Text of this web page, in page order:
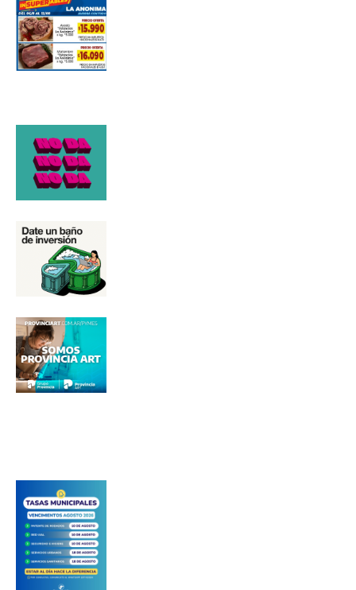
Suscribirme gratis
Dirección de correo electrónico
Nombre
Número de teléfono